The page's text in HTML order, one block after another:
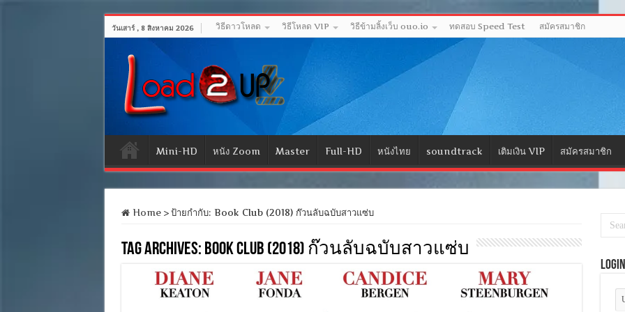
วันเสาร์ , 8 สิงหาคม 2026 วิธีดาวโหลด วิธีโหลด VIP วิธีข้ามลิ้งเว็บ ouo.io ทดสอบ Speed Test สมัครสมาชิก
Mini-HD หนัง Zoom Master Full-HD หนังไทย soundtrack เติมเงิน VIP สมัครสมาชิก
Home > ป้ายกำกับ: Book Club (2018) ก๊วนลับฉบับสาวแซ่บ
Tag Archives: Book Club (2018) ก๊วนลับฉบับสาวแซ่บ
Login